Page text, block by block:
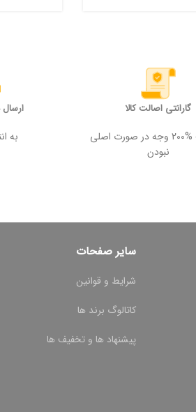
گارانتی اصالت کالا
بازگشت %200 وجه در صورت اصلی
نبودن
به
سایر صفحات
شرایط و قوانین
کاتالوگ برند ها
پیشنهاد ها و تخفیف ها